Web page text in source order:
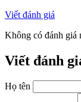
Viết đánh giá
Không có đánh giá
Viết đánh
Họ tên